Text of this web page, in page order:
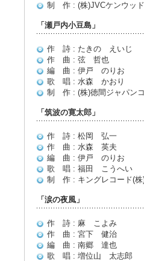
制 作 : (株)JVCケンウッド
「瀬戸内小豆島」
作 詩 : たきの えいじ
作 曲 : 弦 哲也
編 曲 : 伊戸 のりお
歌 唱 : 水森 かおり
制 作 : (株)徳間ジャパン
「筑波の寛太郎」
作 詩 : 松岡 弘一
作 曲 : 水森 英夫
編 曲 : 伊戸 のりお
歌 唱 : 福田 こうへい
制 作 : キングレコード(株
「涙の夜風」
作 詩 : 麻 こよみ
作 曲 : 宮下 健治
編 曲 : 南郷 達也
歌 唱 : 増位山 太志郎